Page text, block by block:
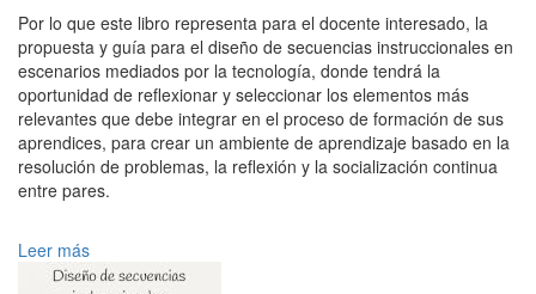
Por lo que este libro representa para el docente interesado, la
propuesta y guía para el diseño de secuencias instruccionales en
escenarios mediados por la tecnología, donde tendrá la
oportunidad de reflexionar y seleccionar los elementos más
relevantes que debe integrar en el proceso de formación de sus
aprendices, para crear un ambiente de aprendizaje basado en la
resolución de problemas, la reflexión y la socialización continua
entre pares.
Leer más